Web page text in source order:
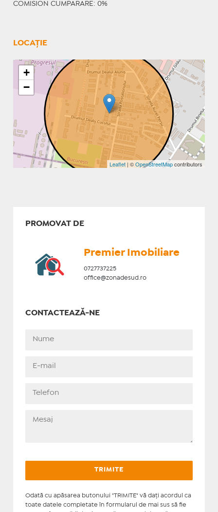
COMISION CUMPARARE: 0%
LOCAȚIE
+
−
Leaflet | ©OpenStreetMapcontributors
PROMOVAT DE
Premier Imobiliare
0727737225
office@zonadesud.ro
CONTACTEAZĂ-NE
Odată cu apăsarea butonului "TRIMITE" vă daţi acordul ca
toate datele completate în formularul de mai sus să fie